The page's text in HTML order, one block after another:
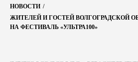
НОВОСТИ /
ЖИТЕЛЕЙ И ГОСТЕЙ ВОЛГОГРАДСКОЙ
НА ФЕСТИВАЛЬ «УЛЬТРА100»